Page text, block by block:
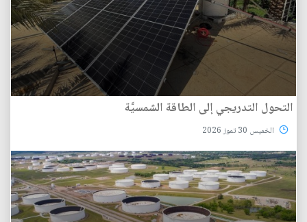
التحول التدريجي إلى الطاقة الشمسيَّة
الخميس 30 تموز 2026